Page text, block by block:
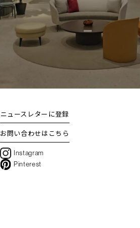
ニュースレターに登録
お問い合わせはこちら
Instagram
Pinterest